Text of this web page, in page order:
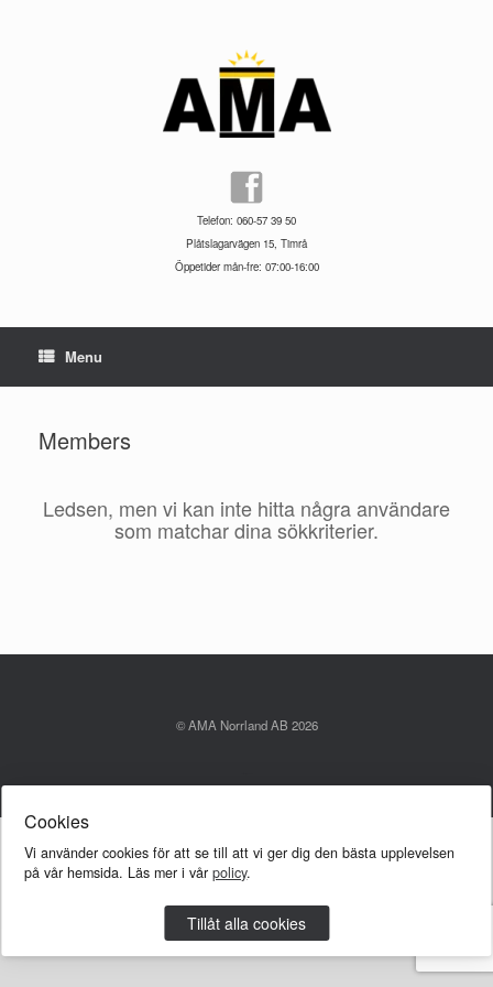
Telefon: 060-57 39 50
Plåtslagarvägen 15, Timrå
Öppetider mån-fre: 07:00-16:00
Menu
Members
Ledsen, men vi kan inte hitta några användare
som matchar dina sökkriterier.
© AMA Norrland AB 2026
Cookies
Vi använder cookies för att se till att vi ger dig den bästa upplevelsen
på vår hemsida. Läs mer i vårpolicy.
Tillåt alla cookies